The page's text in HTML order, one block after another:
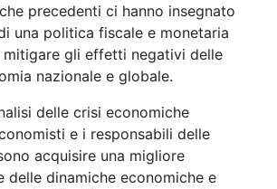
precedenti ci hanno insegnato
una politica fiscale e monetaria
mitigare gli effetti negativi delle
nazionale e globale.
delle crisi economiche
e i responsabili delle
acquisire una migliore
delle dinamiche economiche e